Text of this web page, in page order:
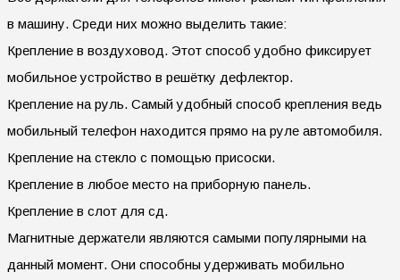
в машину. Среди них можно выделить такие:
Крепление в воздуховод. Этот способ удобно фиксирует
мобильное устройство в решётку дефлектор.
Крепление на руль. Самый удобный способ крепления ведь
мобильный телефон находится прямо на руле автомобиля.
Крепление на стекло с помощью присоски.
Крепление в любое место на приборную панель.
Крепление в слот для сд.
Магнитные держатели являются самыми популярными на
данный момент. Они способны удерживать мобильно